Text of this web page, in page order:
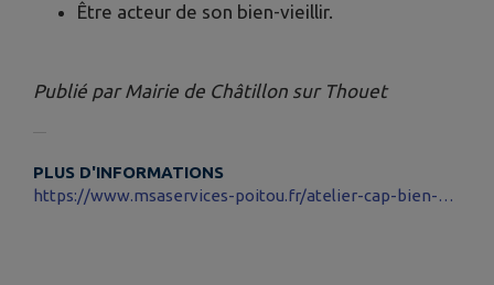
Être acteur de son bien-vieillir.
Publié par Mairie de Châtillon sur Thouet
PLUS D'INFORMATIONS
https://www.msaservices-poitou.fr/atelier-cap-bien-etre/